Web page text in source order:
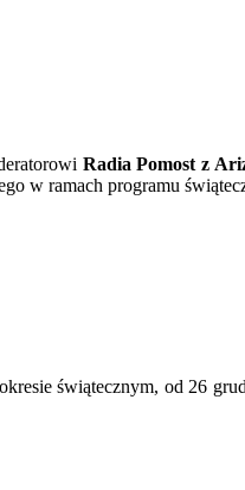
Radia Pomost z
w ramach programu
świątecznym, od 26